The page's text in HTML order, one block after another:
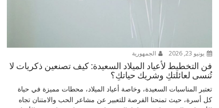
يونيو 23, 2026 الجمهورية
فن التخطيط لأعياد الميلاد السعيدة: كيف تصنعين ذكريات لا
تُنسى لعائلتكِ وشريك حياتكِ؟
تعتبر المناسبات السعيدة، وخاصة أعياد الميلاد، محطات مميزة في حياة
كل أسرة، حيث تمنحنا الفرصة للتعبير عن مشاعر الحب والامتنان تجاه